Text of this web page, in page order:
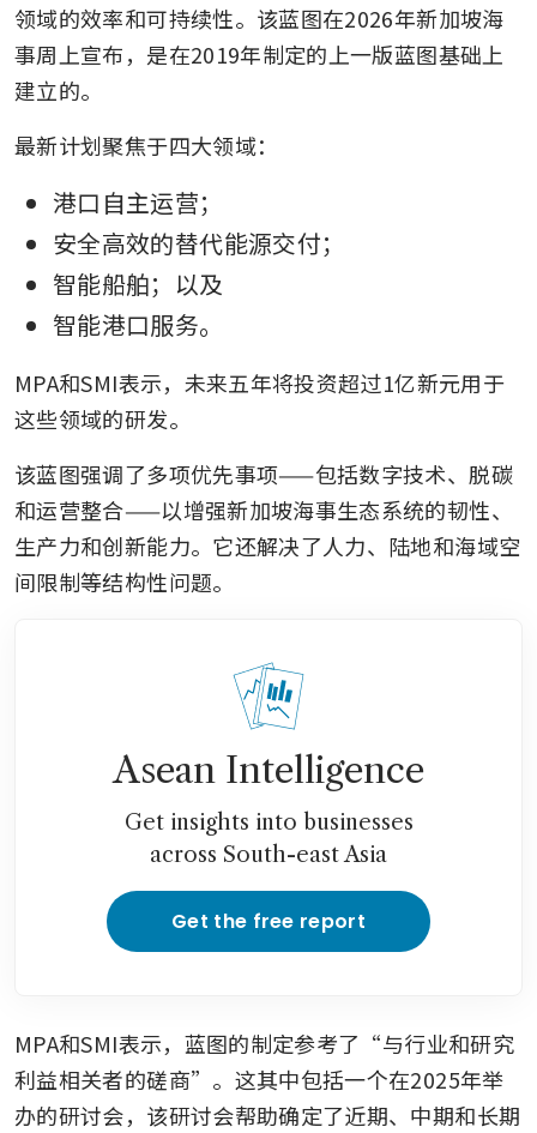
领域的效率和可持续性。该蓝图在2026年新加坡海
事周上宣布，是在2019年制定的上一版蓝图基础上
建立的。
最新计划聚焦于四大领域：
港口自主运营；
安全高效的替代能源交付；
智能船舶；以及
智能港口服务。
MPA和SMI表示，未来五年将投资超过1亿新元用于
这些领域的研发。
该蓝图强调了多项优先事项——包括数字技术、脱碳
和运营整合——以增强新加坡海事生态系统的韧性、
生产力和创新能力。它还解决了人力、陆地和海域空
间限制等结构性问题。
Asean Intelligence
Get insights into businesses
across South-east Asia
Get the free report
MPA和SMI表示，蓝图的制定参考了“与行业和研究
利益相关者的磋商”。这其中包括一个在2025年举
办的研讨会，该研讨会帮助确定了近期、中期和长期